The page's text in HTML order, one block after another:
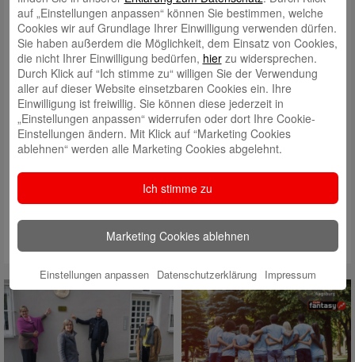
(von Miriam Zissler – Augsburger Allgemeine)
auf „Einstellungen anpassen“ können Sie bestimmen, welche
Cookies wir auf Grundlage Ihrer Einwilligung verwenden dürfen.
Sie haben außerdem die Möglichkeit, dem Einsatz von Cookies,
die nicht Ihrer Einwilligung bedürfen, hierzu widersprechen.
Durch Klick auf “Ich stimme zu“ willigen Sie der Verwendung
aller auf dieser Website einsetzbaren Cookies ein. Ihre
Einwilligung ist freiwillig. Sie können diese jederzeit in
„Einstellungen anpassen“ widerrufen oder dort Ihre Cookie-
Einstellungen ändern. Mit Klick auf “Marketing Cookies
ablehnen“ werden alle Marketing Cookies abgelehnt.
Ich stimme zu
Marketing Cookies ablehnen
Einstellungen anpassen Datenschutzerklärung Impressum